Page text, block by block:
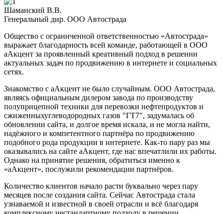
Шаманский В.В.
Генеральный дир. ООО Автострада
Общество с ограниченной ответственностью «Автострада»
выражает благодарность всей команде, работающей в ООО
аАкцент за проявленный креативный подход в решении
актуальных задач по продвижению в интернете и социальных
сетях.
Знакомство с аАкцент не было случайным. ООО Автострада,
являясь официальным дилером завода по производству
полуприцепной техники для перевозки нефтепродуктов и
сжиженныхуглеводородных газов "ГТ7", задумалась об
обновлении сайта, и долгое время искала, и не могла найти,
надёжного и компетентного партнёра по продвижению
подобного рода продукции в интернете. Как-то пару раз мы
оказывались на сайте аАкцент, где нас впечатлили их работы.
Однако на принятие решения, обратиться именно к
«аАкцент», послужили рекомендации партнёров.
Количество клиентов начало расти буквально через пару
месяцев после создания сайта. Сейчас Автострада стала
узнаваемой и известной в своей отрасли и всё благодаря